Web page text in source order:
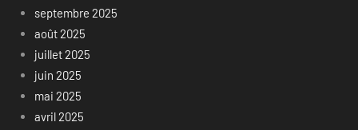
septembre 2025
août 2025
juillet 2025
juin 2025
mai 2025
avril 2025